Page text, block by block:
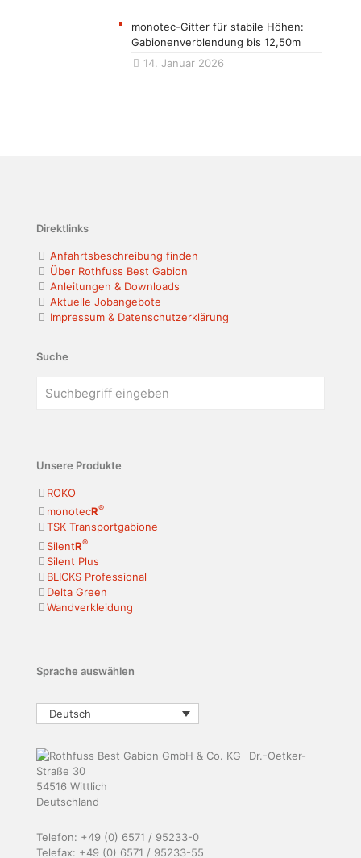
monotec-Gitter für stabile Höhen:
Gabionenverblendung bis 12,50m
14. Januar 2026
Direktlinks
Anfahrtsbeschreibung finden
Über Rothfuss Best Gabion
Anleitungen & Downloads
Aktuelle Jobangebote
Impressum & Datenschutzerklärung
Suche
Unsere Produkte
ROKO
monotecR®
TSK Transportgabione
SilentR®
Silent Plus
BLICKS Professional
Delta Green
Wandverkleidung
Sprache auswählen
Deutsch
Dr.-Oetker-
Straße 30
54516 Wittlich
Deutschland
Telefon: +49 (0) 6571 / 95233-0
Telefax: +49 (0) 6571 / 95233-55